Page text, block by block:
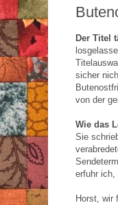
Der Titel
sicher
von der
Wie das
Sie
erfuhr ich,
Horst, wir